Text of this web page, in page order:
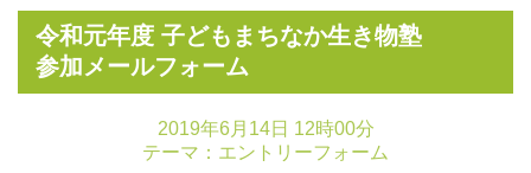
令和元年度 子どもまちなか生き物塾
参加メールフォーム
2019年6月14日 12時00分
テーマ： エントリーフォーム